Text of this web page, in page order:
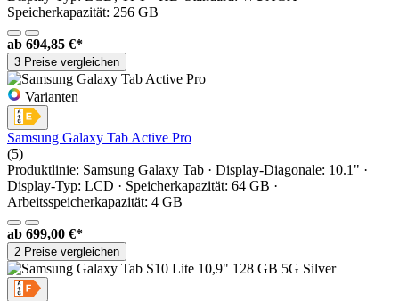
Speicherkapazität: 256 GB
ab 694,85 €*
3 Preise vergleichen
Varianten
Samsung Galaxy Tab Active Pro
(5)
Produktlinie: Samsung Galaxy Tab · Display-Diagonale: 10.1" ·
Display-Typ: LCD · Speicherkapazität: 64 GB ·
Arbeitsspeicherkapazität: 4 GB
ab 699,00 €*
2 Preise vergleichen